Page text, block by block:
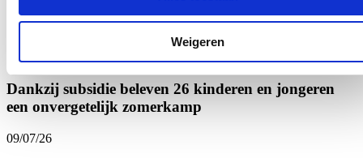
Weigeren
Parlementslid Loes Vandromme (cd&v) tevreden.
OnderwijsWelzijnWest-Vlaanderen
Dankzij subsidie beleven 26 kinderen en jongeren
een onvergetelijk zomerkamp
09/07/26